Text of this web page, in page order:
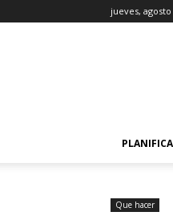
jueves, agosto
Que hacer